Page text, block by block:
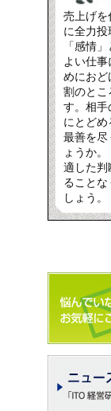
売上げを
に全力
「感情
よい仕
めにおど
割のとこ
す。相手
にとど
最善を尽
ょうか
適した判
ること
しょう。